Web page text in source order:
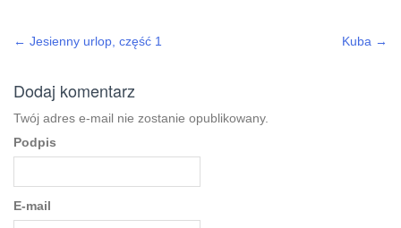
← Jesienny urlop, część 1 Kuba →
Dodaj komentarz
Twój adres e-mail nie zostanie opublikowany.
Podpis
E-mail